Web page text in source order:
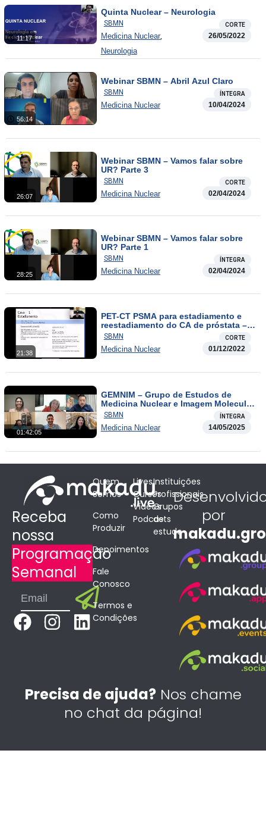
11:17
Quinta Nuclear – Neurologia
SBMN CORTE
Medicina Nuclear,
Neurologia
26/05/2022
56:14
Webinar SBMN – Abril Azul Claro
SBMN ÍNTEGRA
Medicina Nuclear 10/04/2024
26:07
Webinar SBMN – Vamos falar sobre
UR? Parte 3
SBMN CORTE
Medicina Nuclear 02/04/2024
28:25
Webinar SBMN – Vamos falar sobre
UR? Parte 1
SBMN ÍNTEGRA
Medicina Nuclear 02/04/2024
21:38
PET-CT PSMA para estadiamento e
reestadiamento do CA de próstata –
Relato de Casos
SBMN CORTE
Medicina Nuclear 01/12/2022
01:42:05
GEMNIM – Grupo de Estudos de
Medicina Nuclear e Imagem Molecular:
SPECT com Trodat-99mTc
SBMN ÍNTEGRA
Medicina Nuclear 14/05/2025
Receba
nossa
Programação
Semanal
Email Submit
F
b
k
I
a
a
L
e
d
n
Quem
Somos
Como
Produzir
Depoimentos
Fale
Conosco
Termos e
Condições
Lives
Cursos
Vídeos
Podcasts
Instituições
Profissionais
Grupos
de
estudo
por
Precisa de ajuda?Nos chame
no chat da página!